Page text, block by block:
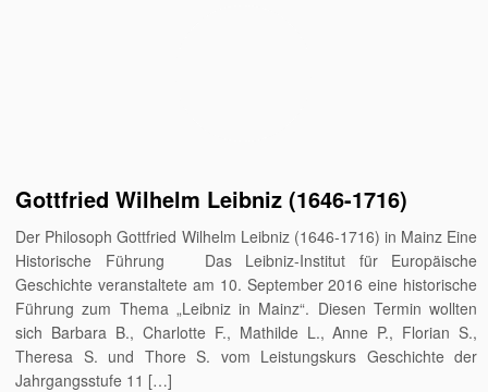
Gottfried Wilhelm Leibniz (1646-1716)
Der Philosoph Gottfried Wilhelm Leibniz (1646-1716) in Mainz Eine
Historische Führung Das Leibniz-Institut für Europäische
Geschichte veranstaltete am 10. September 2016 eine historische
Führung zum Thema „Leibniz in Mainz“. Diesen Termin wollten
sich Barbara B., Charlotte F., Mathilde L., Anne P., Florian S.,
Theresa S. und Thore S. vom Leistungskurs Geschichte der
Jahrgangsstufe 11 […]